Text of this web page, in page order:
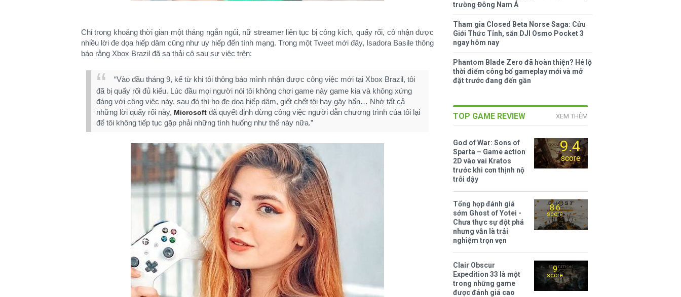
Chỉ trong khoảng thời gian một tháng ngắn ngủi, nữ streamer liên tục bị công kích, quấy rối, cô nhận được
nhiều lời đe dọa hiếp dâm cũng như uy hiếp đến tính mạng. Trong một Tweet mới đây, Isadora Basile thông
báo rằng Xbox Brazil đã sa thải cô sau sự việc trên:
“Vào đầu tháng 9, kể từ khi tôi thông báo mình nhận được công việc mới tại Xbox Brazil, tôi
đã bị quấy rối đủ kiểu. Lúc đầu mọi người nói tôi không chơi game này game kia và không xứng
đáng với công việc này, sau đó thì họ đe dọa hiếp dâm, giết chết tôi hay gây hấn… Nhờ tất cả
những lời quấy rối này, Microsoft đã quyết định dừng công việc người dẫn chương trình của tôi lại
để tôi không tiếp tục gặp phải những tình huống như thế này nữa.”
trường Đông Nam Á
Tham gia Closed Beta Norse Saga: Cửu
Giới Thức Tỉnh, săn DJI Osmo Pocket 3
ngay hôm nay
Phantom Blade Zero đã hoàn thiện? Hé lộ
thời điểm công bố gameplay mới và mở
đặt trước đang đến gần
TOP GAME REVIEW XEM THÊM
9.4
score
God of War: Sons of
Sparta – Game action
2D vào vai Kratos
trước khi cơn thịnh nộ
trỗi dậy
8.6
score
Tổng hợp đánh giá
sớm Ghost of Yotei -
Chưa thực sự đột phá
nhưng vẫn là trải
nghiệm trọn vẹn
9
score
Clair Obscur
Expedition 33 là một
trong những game
được đánh giá cao